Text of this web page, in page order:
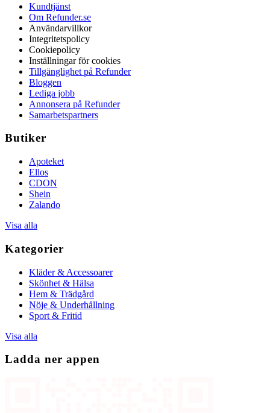
Kundtjänst
Om Refunder.se
Användarvillkor
Integritetspolicy
Cookiepolicy
Inställningar för cookies
Tillgänglighet på Refunder
Bloggen
Lediga jobb
Annonsera på Refunder
Samarbetspartners
Butiker
Apoteket
Ellos
CDON
Shein
Zalando
Visa alla
Kategorier
Kläder & Accessoarer
Skönhet & Hälsa
Hem & Trädgård
Nöje & Underhållning
Sport & Fritid
Visa alla
Ladda ner appen